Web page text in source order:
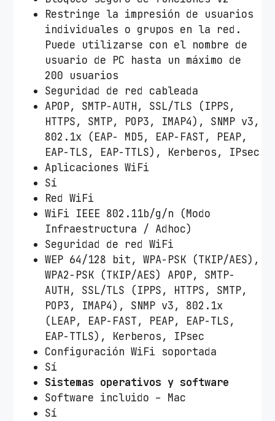
Restringe la impresión de usuarios
individuales o grupos en la red.
Puede utilizarse con el nombre de
usuario de PC hasta un máximo de
200 usuarios
Seguridad de red cableada
APOP, SMTP-AUTH, SSL/TLS (IPPS,
HTTPS, SMTP, POP3, IMAP4), SNMP v3,
802.1x (EAP- MD5, EAP-FAST, PEAP,
EAP-TLS, EAP-TTLS), Kerberos, IPsec
Aplicaciones WiFi
Sí
Red WiFi
WiFi IEEE 802.11b/g/n (Modo
Infraestructura / Adhoc)
Seguridad de red WiFi
WEP 64/128 bit, WPA-PSK (TKIP/AES),
WPA2-PSK (TKIP/AES) APOP, SMTP-
AUTH, SSL/TLS (IPPS, HTTPS, SMTP,
POP3, IMAP4), SNMP v3, 802.1x
(LEAP, EAP-FAST, PEAP, EAP-TLS,
EAP-TTLS), Kerberos, IPsec
Configuración WiFi soportada
Sí
Sistemas operativos y software
Software incluido – Mac
Sí